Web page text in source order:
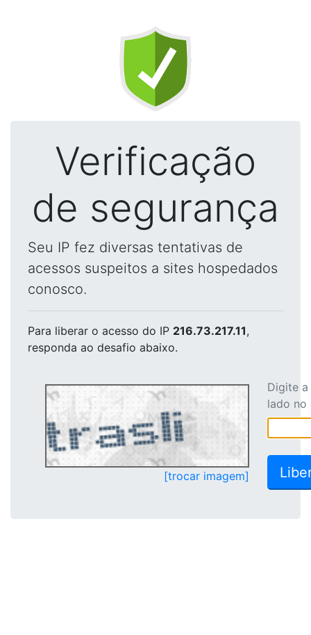
Verificação
de segurança
Seu IP fez diversas tentativas de
acessos suspeitos a sites hospedados
conosco.
Para liberar o acesso do IP 216.73.217.11,
responda ao desafio abaixo.
[trocar imagem]
Digite
lado no